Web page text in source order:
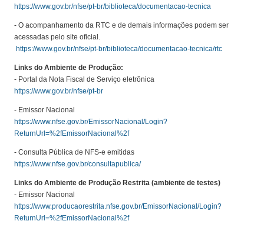
https://www.gov.br/nfse/pt-br/biblioteca/documentacao-tecnica
- O acompanhamento da RTC e de demais informações podem ser
acessadas pelo site oficial.
https://www.gov.br/nfse/pt-br/biblioteca/documentacao-tecnica/rtc
Links do Ambiente de Produção:
- Portal da Nota Fiscal de Serviço eletrônica
https://www.gov.br/nfse/pt-br
- Emissor Nacional
https://www.nfse.gov.br/EmissorNacional/Login?
ReturnUrl=%2fEmissorNacional%2f
- Consulta Pública de NFS-e emitidas
https://www.nfse.gov.br/consultapublica/
Links do Ambiente de Produção Restrita (ambiente de testes)
- Emissor Nacional
https://www.producaorestrita.nfse.gov.br/EmissorNacional/Login?
ReturnUrl=%2fEmissorNacional%2f